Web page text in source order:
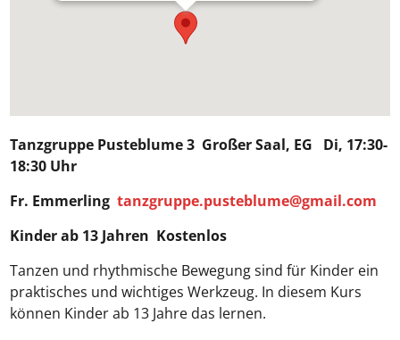
Tanzgruppe Pusteblume 3 Großer Saal, EG Di, 17:30-
18:30 Uhr
Fr. Emmerlingtanzgruppe.pusteblume@gmail.com
Kinder ab 13 Jahren Kostenlos
Tanzen und rhythmische Bewegung sind für Kinder ein
praktisches und wichtiges Werkzeug. In diesem Kurs
können Kinder ab 13 Jahre das lernen.